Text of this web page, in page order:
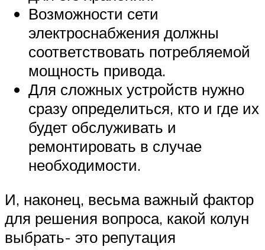
Возможности сети
электроснабжения должны
соответствовать потребляемой
мощность привода.
Для сложных устройств нужно
сразу определиться, кто и где их
будет обслуживать и
ремонтировать в случае
необходимости.
И, наконец, весьма важный фактор
для решения вопроса, какой колун
выбрать- это репутация